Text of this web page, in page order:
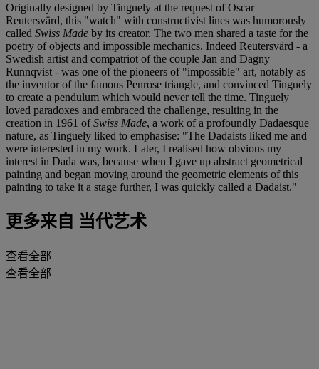
Originally designed by Tinguely at the request of Oscar
Reutersvärd, this "watch" with constructivist lines was humorously
called Swiss Made by its creator. The two men shared a taste for the
poetry of objects and impossible mechanics. Indeed Reutersvärd - a
Swedish artist and compatriot of the couple Jan and Dagny
Runnqvist - was one of the pioneers of "impossible" art, notably as
the inventor of the famous Penrose triangle, and convinced Tinguely
to create a pendulum which would never tell the time. Tinguely
loved paradoxes and embraced the challenge, resulting in the
creation in 1961 ofSwiss Made, a work of a profoundly Dadaesque
nature, as Tinguely liked to emphasise: "The Dadaists liked me and
were interested in my work. Later, I realised how obvious my
interest in Dada was, because when I gave up abstract geometrical
painting and began moving around the geometric elements of this
painting to take it a stage further, I was quickly called a Dadaist."
更多来自 当代艺术
查看全部
查看全部